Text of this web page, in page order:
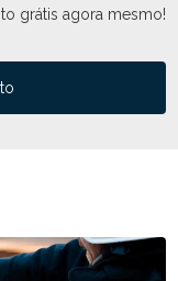
grátis agora mesmo!